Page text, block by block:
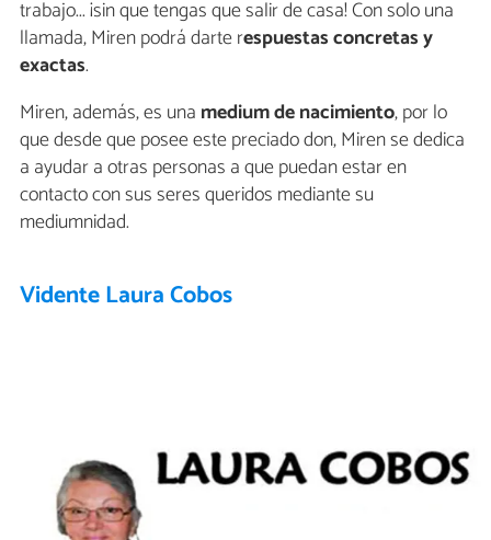
trabajo... ¡sin que tengas que salir de casa! Con solo una
llamada, Miren podrá darte respuestas concretas y
exactas.
Miren, además, es una medium de nacimiento, por lo
que desde que posee este preciado don, Miren se dedica
a ayudar a otras personas a que puedan estar en
contacto con sus seres queridos mediante su
mediumnidad.
Vidente Laura Cobos